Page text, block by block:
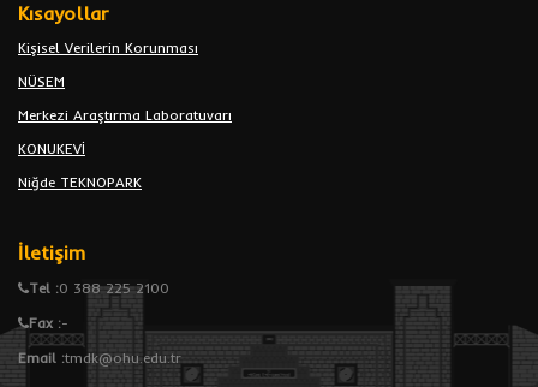
Kısayollar
Kişisel Verilerin Korunması
NÜSEM
Merkezi Araştırma Laboratuvarı
KONUKEVİ
Niğde TEKNOPARK
İletişim
Tel :0 388 225 2100
Fax :-
Email :tmdk@ohu.edu.tr